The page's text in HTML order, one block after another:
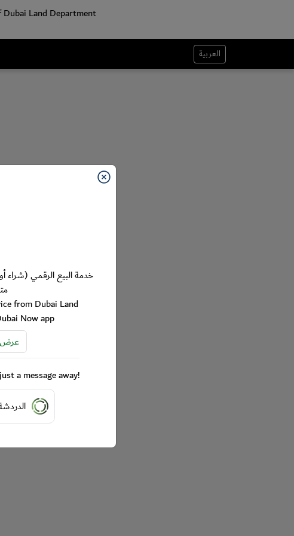
العربية
خدمة البيع الرقمي (شراء
from Dubai Land
Now app
عرض
a message away!